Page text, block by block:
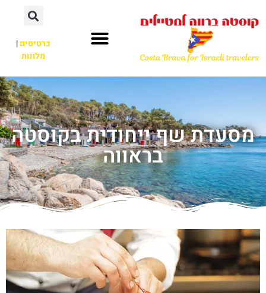
כרטיסים|
מלונות
מסעדת שף ייחודית בקוסטה
בראווה